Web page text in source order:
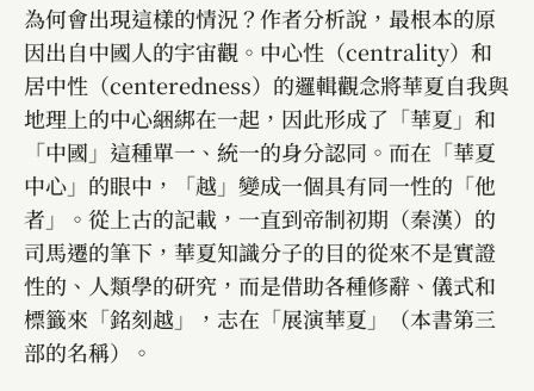
為何會出現這樣的情況？作者分析說，最根本的原
因出自中國人的宇宙觀。中心性（centrality）和
居中性（centeredness）的邏輯觀念將華夏自我與
地理上的中心綑綁在一起，因此形成了「華夏」和
「中國」這種單一、統一的身分認同。而在「華夏
中心」的眼中，「越」變成一個具有同一性的「他
者」。從上古的記載，一直到帝制初期（秦漢）的
司馬遷的筆下，華夏知識分子的目的從來不是實證
性的、人類學的研究，而是借助各種修辭、儀式和
標籤來「銘刻越」，志在「展演華夏」（本書第三
部的名稱）。